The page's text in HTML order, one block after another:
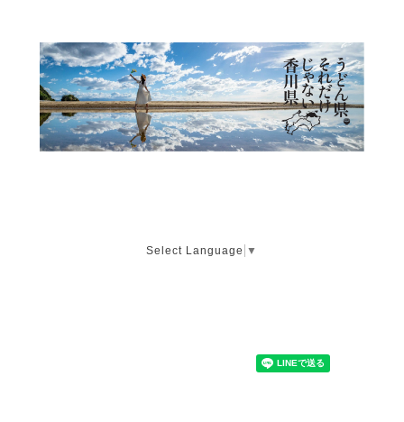
Select Language ▼